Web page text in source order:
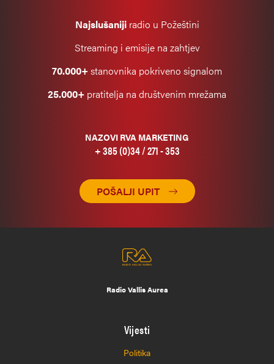
Najslušanijiradio u Požeštini
Streaming i emisije na zahtjev
70.000+stanovnika pokriveno signalom
25.000+ pratitelja na društvenim mrežama
NAZOVI RVA MARKETING
+ 385 (0)34 / 271 - 353
POŠALJI UPIT
Radio Vallis Aurea
Vijesti
Politika